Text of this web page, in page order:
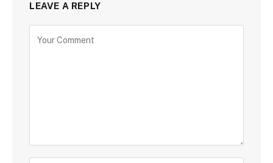
LEAVE A REPLY